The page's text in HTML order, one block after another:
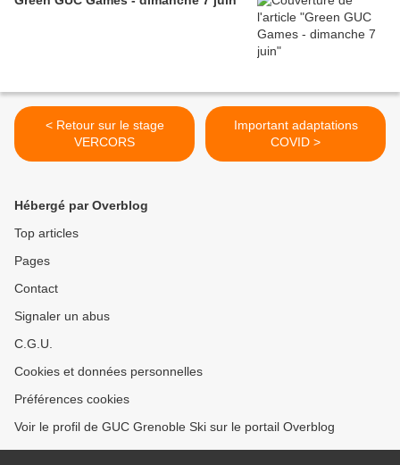
< Retour sur le stage
VERCORS
Important adaptations
COVID >
Hébergé par Overblog
Top articles
Pages
Contact
Signaler un abus
C.G.U.
Cookies et données personnelles
Préférences cookies
Voir le profil de GUC Grenoble Ski sur le portail Overblog